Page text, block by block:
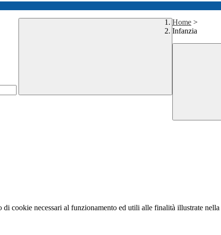
Home >
Infanzia
cookie necessari al funzionamento ed utili alle finalità illustrate nella